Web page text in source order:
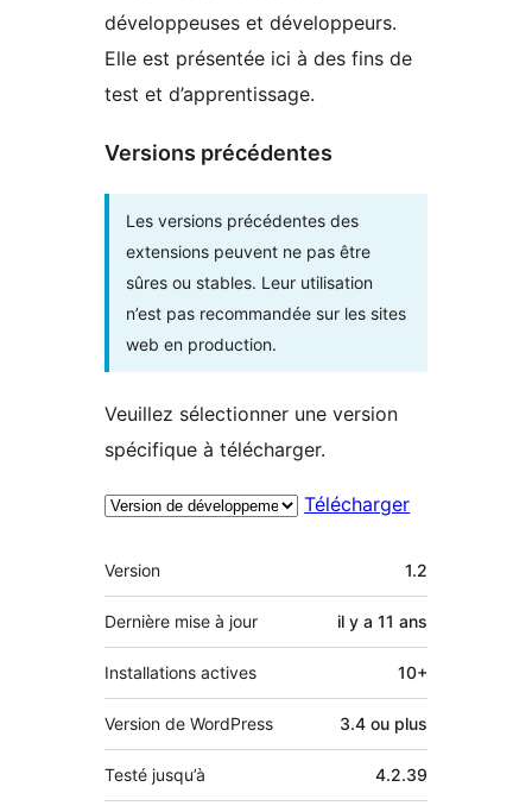
développeuses et développeurs.
Elle est présentée ici à des fins de
test et d’apprentissage.
Versions précédentes
Les versions précédentes des
extensions peuvent ne pas être
sûres ou stables. Leur utilisation
n’est pas recommandée sur les sites
web en production.
Veuillez sélectionner une version
spécifique à télécharger.
Télécharger
Méta
Version 1.2
Dernière mise à jour il y a 11 ans
Installations actives 10+
Version de WordPress 3.4 ou plus
Testé jusqu’à 4.2.39